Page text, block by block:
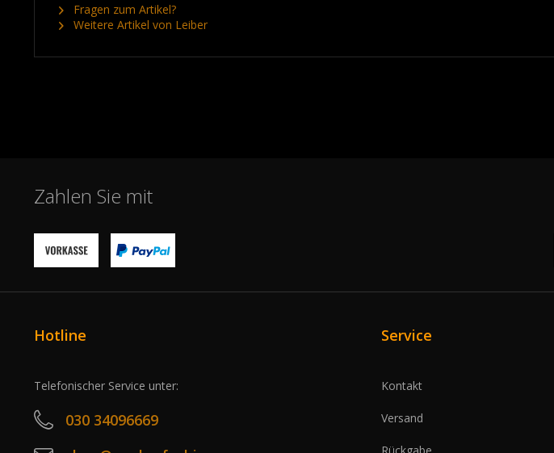
Fragen zum Artikel?
Weitere Artikel von Leiber
Zahlen Sie mit
Hotline
Telefonischer Service unter:
030 34096669
Service
Kontakt
Versand
Rückgabe